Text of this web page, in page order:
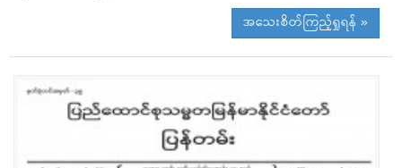
အသေးစိတ်ကြည့်ရှုရန် »